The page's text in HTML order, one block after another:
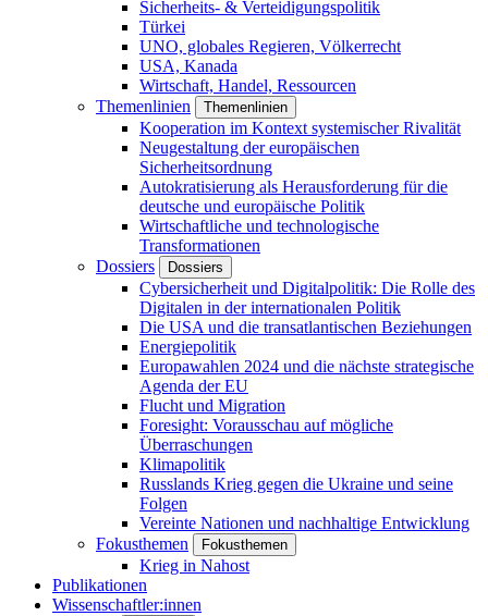
Sicherheits- & Verteidigungspolitik
Türkei
UNO, globales Regieren, Völkerrecht
USA, Kanada
Wirtschaft, Handel, Ressourcen
Themenlinien
Themenlinien
Kooperation im Kontext systemischer Rivalität
Neugestaltung der europäischen
Sicherheitsordnung
Autokratisierung als Herausforderung für die
deutsche und europäische Politik
Wirtschaftliche und technologische
Transformationen
Dossiers
Dossiers
Cybersicherheit und Digitalpolitik: Die Rolle des
Digitalen in der internationalen Politik
Die USA und die transatlantischen Beziehungen
Energiepolitik
Europawahlen 2024 und die nächste strategische
Agenda der EU
Flucht und Migration
Foresight: Vorausschau auf mögliche
Überraschungen
Klimapolitik
Russlands Krieg gegen die Ukraine und seine
Folgen
Vereinte Nationen und nachhaltige Entwicklung
Fokusthemen
Fokusthemen
Krieg in Nahost
Publikationen
Wissenschaftler:innen